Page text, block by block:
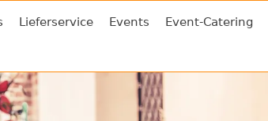
Lieferservice Events Event-Catering